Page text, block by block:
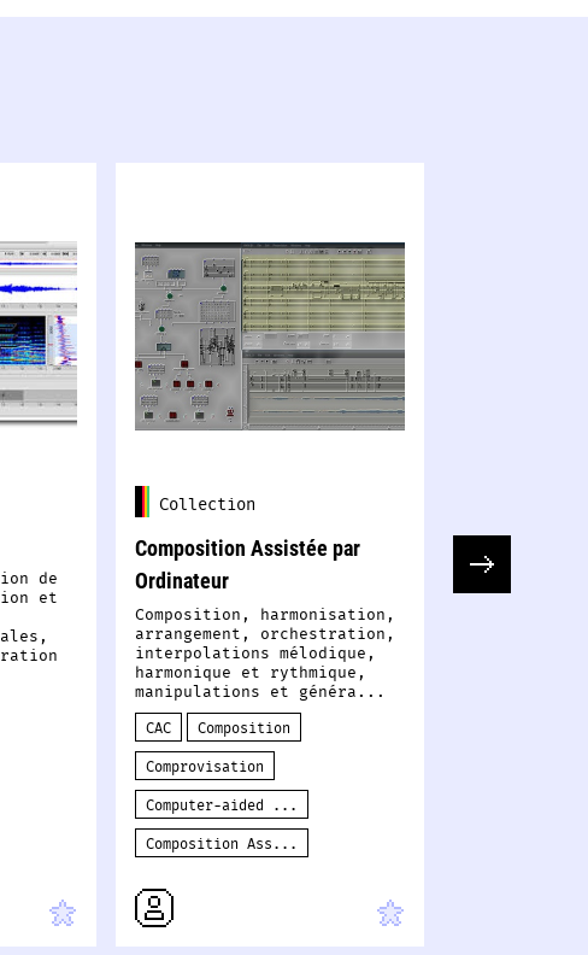
de
et
Collection
Composition Assistée par
Ordinateur
Composition, harmonisation,
arrangement, orchestration,
interpolations mélodique,
harmonique et rythmique,
manipulations et généra...
CAC
Composition
Comprovisation
Computer-aided ...
Composition Ass...